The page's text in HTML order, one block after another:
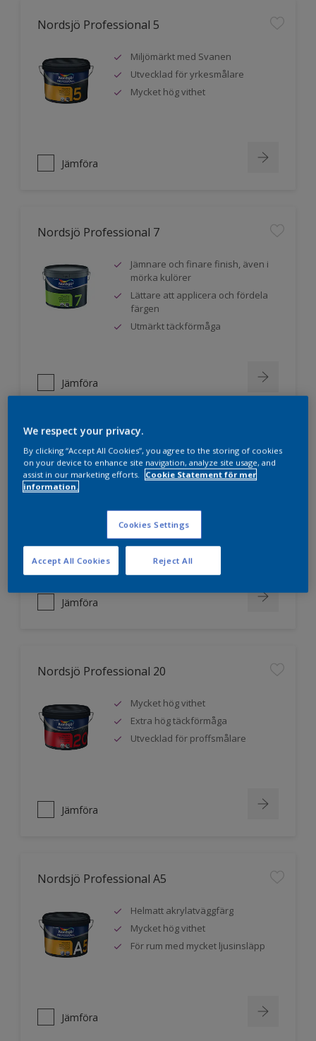
Nordsjö Professional 5
Miljömärkt med Svanen
Utvecklad för yrkesmålare
Mycket hög vithet
Jämföra
Nordsjö Professional 7
Jämnare och finare finish, även i
mörka kulörer
Lättare att applicera och fördela
färgen
Utmärkt täckförmåga
Jämföra
Nordsjö Professional 10
Jämnare och finare finish, även i
Lättare att applicera och fördela
färgen
Utmärkt täckförmåga
Jämföra
Nordsjö Professional 20
Mycket hög vithet
Extra hög täckförmåga
Utvecklad för proffsmålare
Jämföra
Nordsjö Professional A5
Helmatt akrylatväggfärg
Mycket hög vithet
För rum med mycket ljusinsläpp
Jämföra
We respect your privacy.
By clicking “Accept All Cookies”, you agree to the storing of cookies
on your device to enhance site navigation, analyze site usage, and
assist in our marketing efforts.
Cookie Statement för mer
information.
Cookies Settings
Reject All
Accept All Cookies